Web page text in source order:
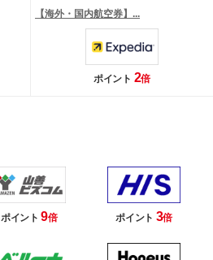
【海外・国内航空券】...
ポイント 2倍
ポイント9倍 ポイント 3倍